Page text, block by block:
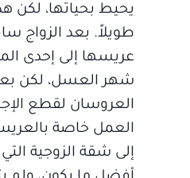
يحيط بحياتها، لكن
طويلاً. بعد الزواج
عريسها إلى إحدى
شهر العسل، لكن
العروسان لقطع
العمل خاصة
إلى شقة الزوجية